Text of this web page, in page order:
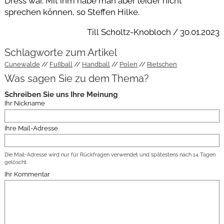
sprechen können, so Steffen Hilke.
Till Scholtz-Knobloch / 30.01.2023
Schlagworte zum Artikel
Cunewalde Fußball Handball Polen Rietschen
Was sagen Sie zu dem Thema?
Schreiben Sie uns Ihre Meinung
Ihr Nickname
Ihre Mail-Adresse
Die Mail-Adresse wird nur für Rückfragen verwendet und spätestens nach 14 Tagen
gelöscht.
Ihr Kommentar